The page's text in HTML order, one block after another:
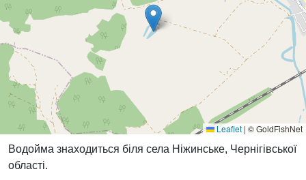
Leaflet | © GoldFishNet
Водойма знаходиться біля села Ніжинське, Чернігівської
області.